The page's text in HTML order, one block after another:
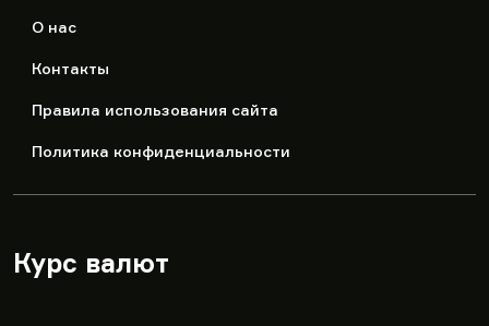
О нас
Контакты
Правила использования сайта
Политика конфиденциальности
Курс валют